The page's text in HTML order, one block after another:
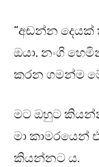
“අඬන්න දෙයක්
ඔයා. නංගි
කරන ගමන්ම
මට ඔහුට
මා කාමරයෙන්
කියන්නට ය.